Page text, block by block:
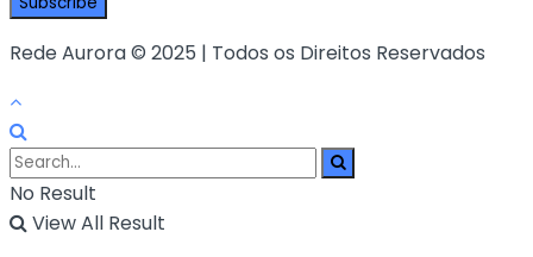
Rede Aurora © 2025 | Todos os Direitos Reservados
No Result
View All Result